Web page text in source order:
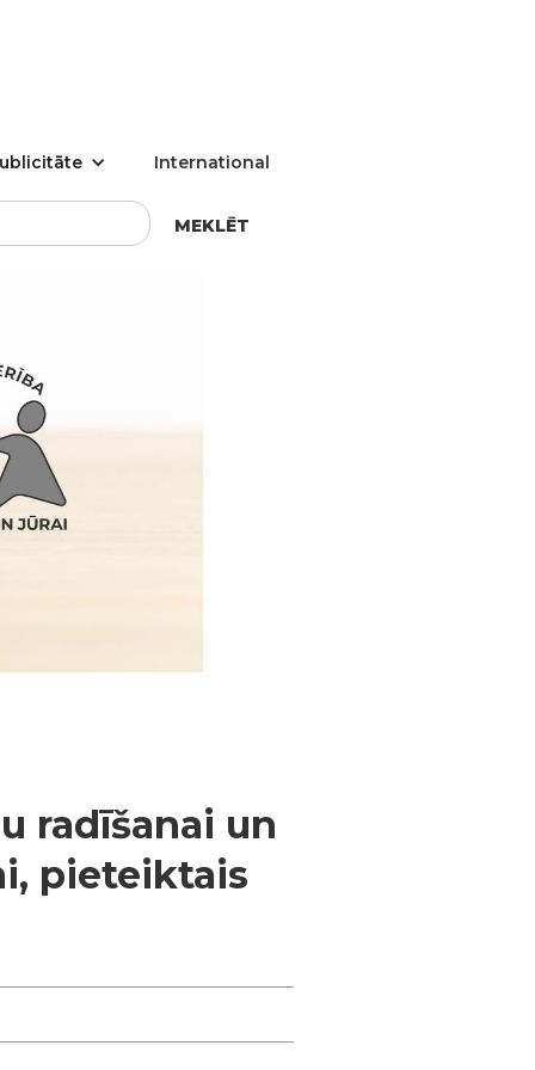
International
radīšanai un
pieteiktais